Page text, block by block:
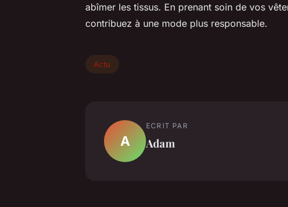
abîmer les tissus. En prenant soin de vos
contribuez à une mode plus responsable.
Actu
A
ECRIT PAR
Adam